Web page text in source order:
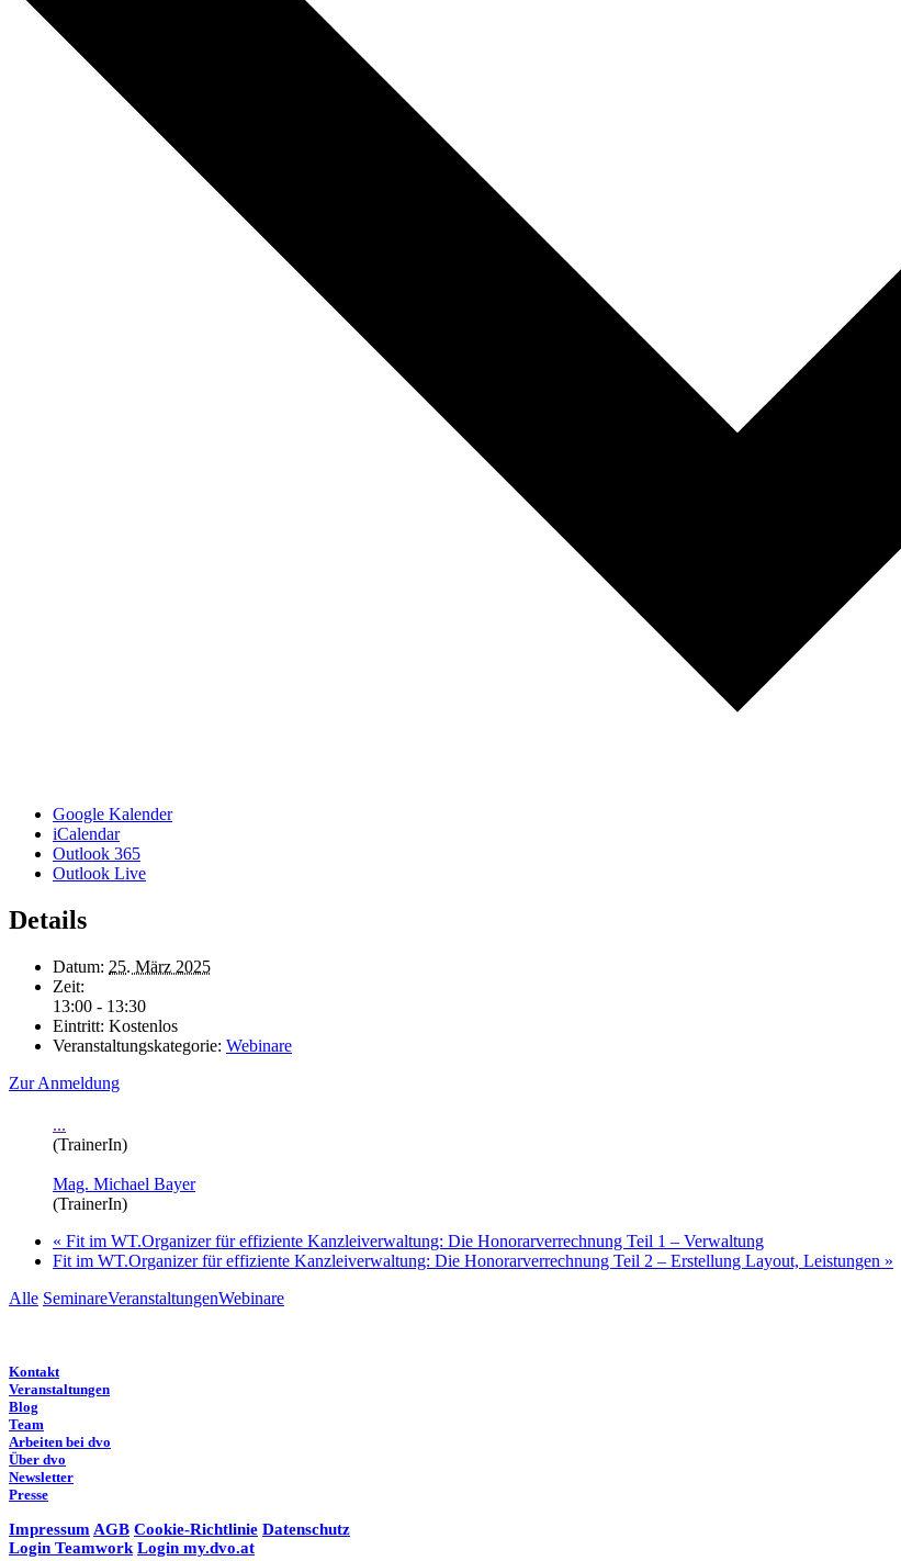
Google Kalender
iCalendar
Outlook 365
Outlook Live
Details
Datum: 25. März 2025
Zeit:
13:00 - 13:30
Eintritt: Kostenlos
Veranstaltungskategorie: Webinare
Zur Anmeldung
...
(TrainerIn)
Mag. Michael Bayer
(TrainerIn)
« Fit im WT.Organizer für effiziente Kanzleiverwaltung: Die Honorarverrechnung Teil 1 – Verwaltung
Fit im WT.Organizer für effiziente Kanzleiverwaltung: Die Honorarverrechnung Teil 2 – Erstellung Layout, Leistungen »
Alle SeminareVeranstaltungenWebinare
Kontakt
Veranstaltungen
Blog
Team
Arbeiten bei dvo
Über dvo
Newsletter
Presse
Impressum AGB Cookie-Richtlinie Datenschutz
Login Teamwork Login my.dvo.at